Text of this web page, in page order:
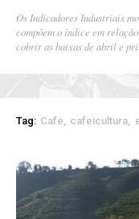
Os Indicadores Industriais
compõem o índice em
cobrir as baixas de abril e
Tag: Cafe cafeicultura